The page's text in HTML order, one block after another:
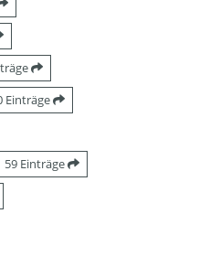
Einträge
59 Einträge